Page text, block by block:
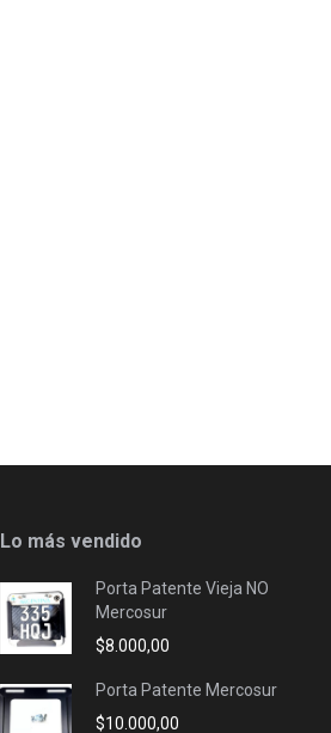
Lo más vendido
Porta Patente Vieja NO
Mercosur
$8.000,00
Porta Patente Mercosur
$10.000,00